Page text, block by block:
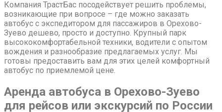
Компания ТрастБас посодействует решить проблемы,
возникающие при вопросе – где можно заказать
автобус с экспедитором для пассажиров в Орехово-
Зуево дешево, просто и доступно. Крупный парк
высококомфортабельной техники, водители с опытом
вождения и разнообразие предлагаемых услуг. Мы
готовы предоставить вам для этих целей комфортный
автобус по приемлемой цене.
Аренда автобуса в Орехово-Зуево
для рейсов или экскурсий по России